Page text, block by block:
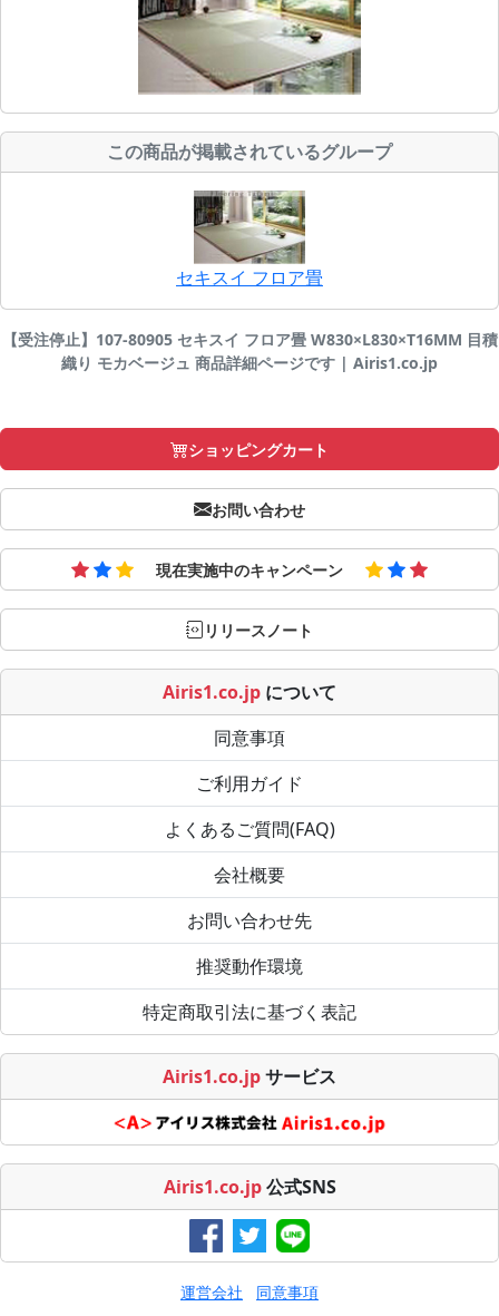
この商品が掲載されているグループ
セキスイ フロア畳
【受注停止】107-80905 セキスイ フロア畳 W830×L830×T16MM 目積
織り モカベージュ 商品詳細ページです | Airis1.co.jp
ショッピングカート
お問い合わせ
現在実施中のキャンペーン
リリースノート
Airis1.co.jp について
同意事項
ご利用ガイド
よくあるご質問(FAQ)
会社概要
お問い合わせ先
推奨動作環境
特定商取引法に基づく表記
Airis1.co.jpサービス
Airis1.co.jp 公式SNS
運営会社 同意事項